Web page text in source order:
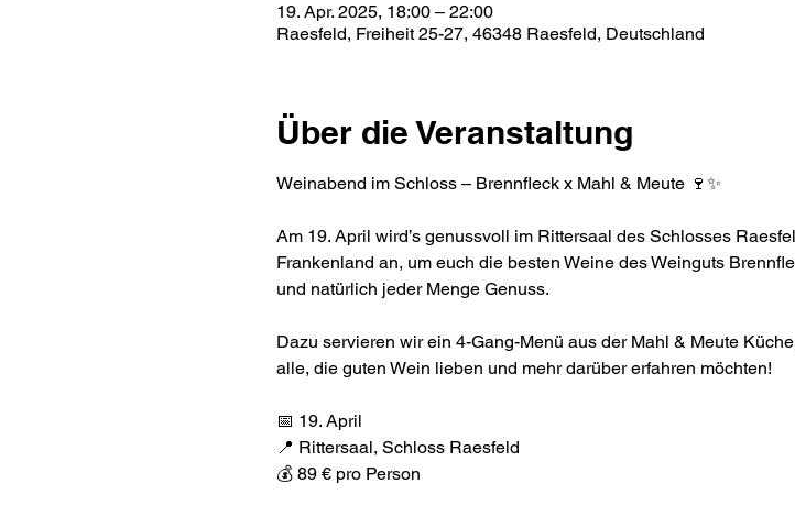
19. Apr. 2025, 18:00 – 22:00
Raesfeld, Freiheit 25-27, 46348 Raesfeld, Deutschland
Über die Veranstaltung
Weinabend im Schloss – Brennfleck x Mahl & Meute 🍷✨
Am 19. April wird’s genussvoll im Rittersaal des Schlosses
Frankenland an, um euch die besten Weine des Weinguts
und natürlich jeder Menge Genuss.
Dazu servieren wir ein 4-Gang-Menü aus der Mahl & Meute
alle, die guten Wein lieben und mehr darüber erfahren möchten!
📅 19. April
📍 Rittersaal, Schloss Raesfeld
💰 89 € pro Person